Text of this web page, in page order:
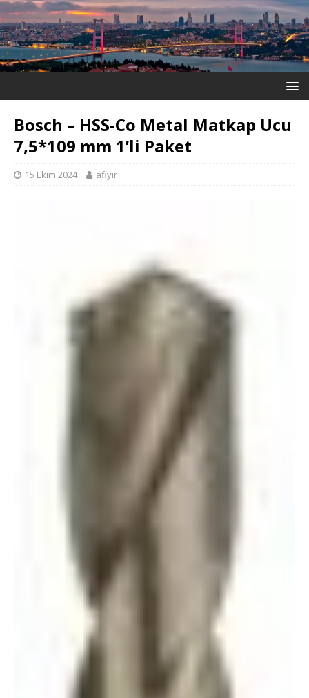
Bosch – HSS-Co Metal Matkap Ucu
7,5*109 mm 1’li Paket
15 Ekim 2024 afiyir